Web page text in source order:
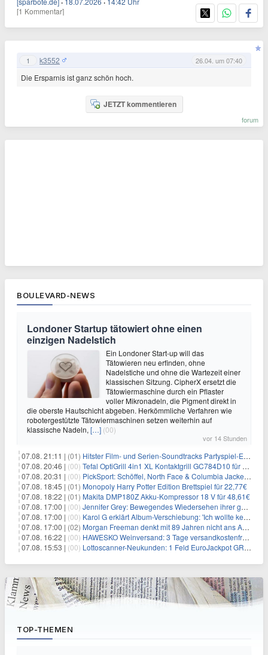
[1 Kommentar]
1 k3552 26.04. um 07:40
Die Ersparnis ist ganz schön hoch.
JETZT kommentieren
forum
BOULEVARD-NEWS
Londoner Startup tätowiert ohne einen
einzigen Nadelstich
Ein Londoner Start-up will das
Tätowieren neu erfinden, ohne
Nadelstiche und ohne die Wartezeit einer
klassischen Sitzung. CipherX ersetzt die
Tätowiermaschine durch ein Pflaster
voller Mikronadeln, die Pigment direkt in
die oberste Hautschicht abgeben. Herkömmliche Verfahren wie
robotergestützte Tätowiermaschinen setzen weiterhin auf
klassische Nadeln, […] (00)
vor 14 Stunden
07.08. 21:11 | (01) Hitster Film- und Serien-Soundtracks Partyspiel-Erweiterung für 6,99€
07.08. 20:46 | (00) Tefal OptiGrill 4in1 XL Kontaktgrill GC784D10 für 239,99€
07.08. 20:31 | (00) PickSport: Schöffel, North Face & Columbia Jacken ab 39,60€
07.08. 18:45 | (01) Monopoly Harry Potter Edition Brettspiel für 22,77€
07.08. 18:22 | (01) Makita DMP180Z Akku-Kompressor 18 V für 48,61€
07.08. 17:00 | (00) Jennifer Grey: Bewegendes Wiedersehen ihrer geschiedenen Eltern kurz vor dem Tod ihrer Mutter
07.08. 17:00 | (00) Karol G erklärt Album-Verschiebung: 'Ich wollte keine persönliche Situation ausnutzen'
07.08. 17:00 | (02) Morgan Freeman denkt mit 89 Jahren nicht ans Aufhören
07.08. 16:22 | (00) HAWESKO Weinversand: 3 Tage versandkostenfrei bestellen (MBW 25€)
07.08. 15:53 | (00) Lottoscanner-Neukunden: 1 Feld EuroJackpot GRATIS spielen
TOP-THEMEN